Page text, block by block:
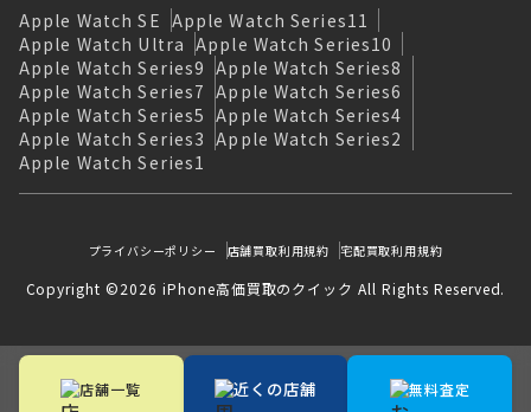
Apple Watch SE Apple Watch Series11
Apple Watch Ultra Apple Watch Series10
Apple Watch Series9 Apple Watch Series8
Apple Watch Series7 Apple Watch Series6
Apple Watch Series5 Apple Watch Series4
Apple Watch Series3 Apple Watch Series2
Apple Watch Series1
プライバシーポリシー 店舗買取利用規約 宅配買取利用規約
Copyright ©2026 iPhone高価買取のクイック All Rights Reserved.
店舗一覧 近くの店舗 無料査定